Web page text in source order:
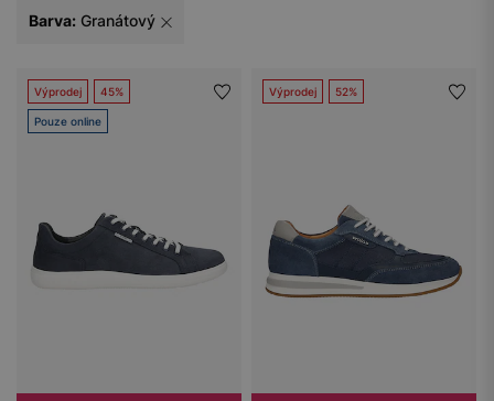
Barva: Granátový
Výprodej 45%
Pouze online
Výprodej 52%